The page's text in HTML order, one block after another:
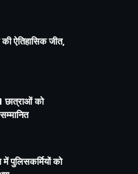
ऐतिहासिक जीत,
छात्राओं को
पुलिसकर्मियों को